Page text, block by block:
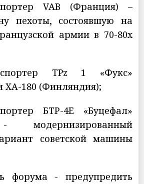
VAB (Франция) –
пехоты, состоявшую на
армии в 70-80х
TPz 1 «Фукс»
XA-180 (Финляндия);
БТР-4Е «Буцефал»
модернизированный
советской машины
форума - предупредить